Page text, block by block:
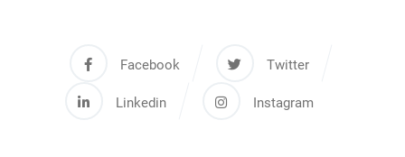
Facebook Twitter
Linkedin Instagram